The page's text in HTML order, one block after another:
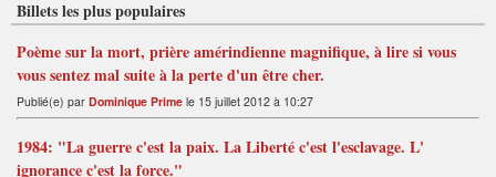
Billets les plus populaires
Poème sur la mort, prière amérindienne magnifique, à lire si vous
vous sentez mal suite à la perte d'un être cher.
Publié(e) par Dominique Prime le 15 juillet 2012 à 10:27
1984: "La guerre c'est la paix. La Liberté c'est l'esclavage. L'
ignorance c'est la force."